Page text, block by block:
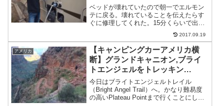
ベッドが壊れていたので朝一でエルモン
テに戻る。壊れていることを伝えたらす
ぐに修理してくれた。15分くらいで出
発。とりあえず、フロリダ方面に向けて
出発。今日は移動ということでお昼はお
にぎりにする。キャンピングカーが移動
中はガスが使えないので、...
2017.09.19
アメリカ
【キャンピングカーアメリカ横
断】グランドキャニオン,ブライ
トエンジェルをトレッキン
グ ’16.11.15（世界一周1年2ヶ
月と15日目）
今日はブライトエンジェルトレイル
（Bright Angel Trail）へ。かなり難易度
の高いPlateau Pointまで行くことにし